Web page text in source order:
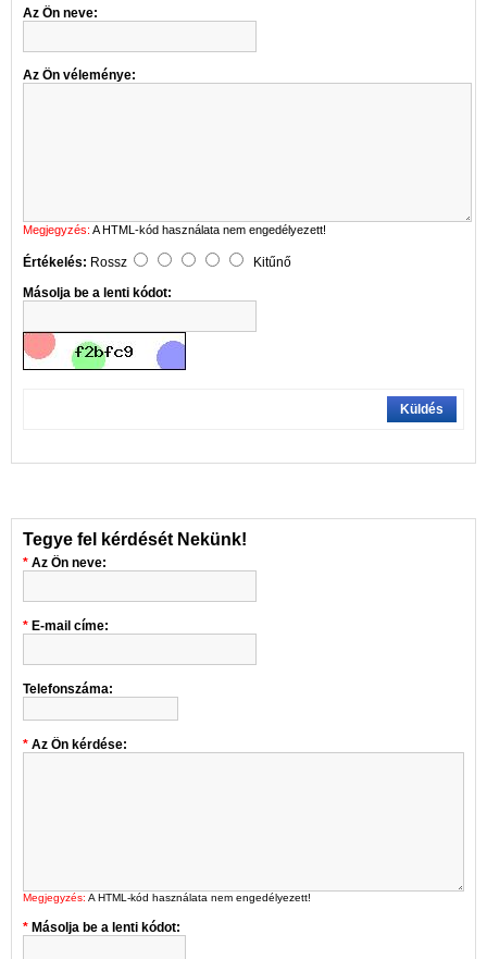
Az Ön neve:
Az Ön véleménye:
Megjegyzés: A HTML-kód használata nem engedélyezett!
Értékelés: Rossz
Kitűnő
Másolja be a lenti kódot:
Küldés
Tegye fel kérdését Nekünk!
Az Ön neve:
E-mail címe:
Telefonszáma:
Az Ön kérdése:
Megjegyzés: A HTML-kód használata nem engedélyezett!
Másolja be a lenti kódot: